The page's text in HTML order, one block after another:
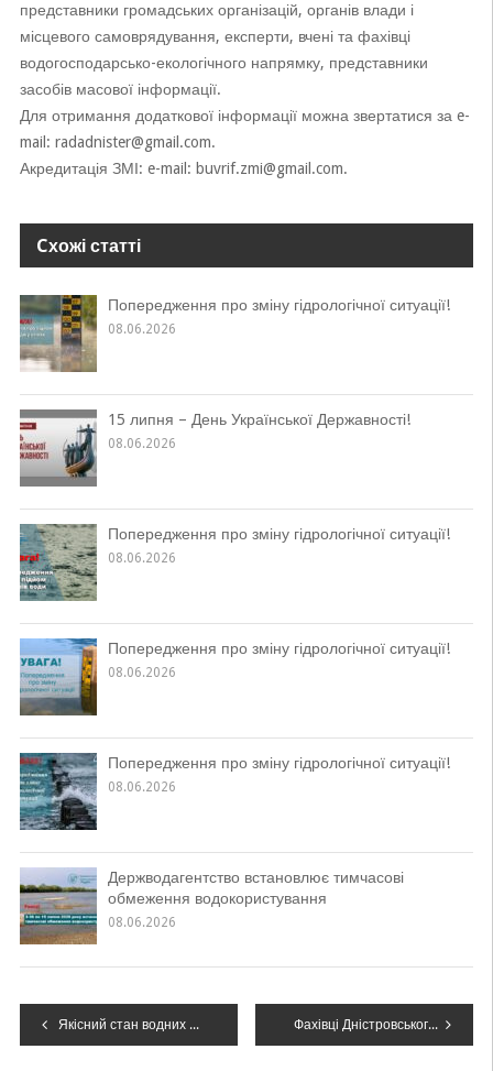
представники громадських організацій, органів влади і
місцевого самоврядування, експерти, вчені та фахівці
водогосподарсько-екологічного напрямку, представники
засобів масової інформації.
Для отримання додаткової інформації можна звертатися за e-
mail: radadnister@gmail.com.
Акредитація ЗМІ: e-mail: buvrif.zmi@gmail.com.
Cхожі статті
Попередження про зміну гідрологічної ситуації!
08.06.2026
15 липня – День Української Державності!
08.06.2026
Попередження про зміну гідрологічної ситуації!
08.06.2026
Попередження про зміну гідрологічної ситуації!
08.06.2026
Попередження про зміну гідрологічної ситуації!
08.06.2026
Держводагентство встановлює тимчасові
обмеження водокористування
08.06.2026
Навігація
Якісний стан водних об’єктів річкового басейну Дністра у жовтні 2025 року Фахівці Дністровського БУВР долучилися до навчання за участю спеціалістів з розробки екосистеми DREAM